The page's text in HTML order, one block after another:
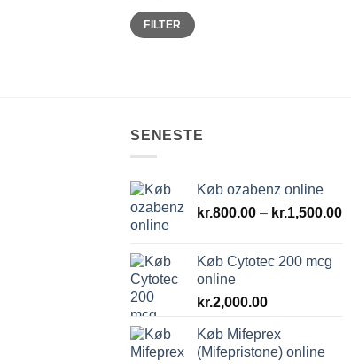
Mindste
pris
Højeste
prisFILTER
SENESTE
Køb ozabenz online
kr.800.00 – kr.1,500.00
Køb Cytotec 200 mcg
online
kr.2,000.00
Køb Mifeprex
(Mifepristone) online